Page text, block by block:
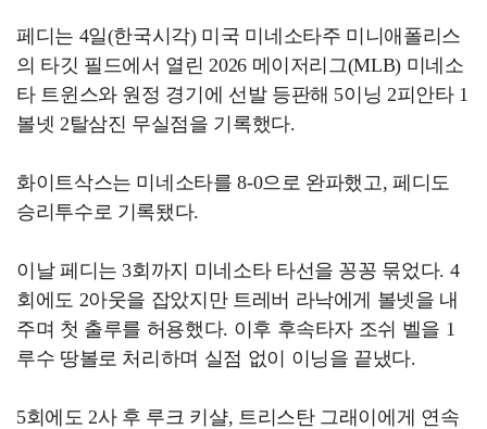
페디는 4일(한국시각) 미국 미네소타주 미니애폴리스
의 타깃 필드에서 열린 2026 메이저리그(MLB) 미네소
타 트윈스와 원정 경기에 선발 등판해 5이닝 2피안타 1
볼넷 2탈삼진 무실점을 기록했다.
화이트삭스는 미네소타를 8-0으로 완파했고, 페디도
승리투수로 기록됐다.
이날 페디는 3회까지 미네소타 타선을 꽁꽁 묶었다. 4
회에도 2아웃을 잡았지만 트레버 라낙에게 볼넷을 내
주며 첫 출루를 허용했다. 이후 후속타자 조쉬 벨을 1
루수 땅볼로 처리하며 실점 없이 이닝을 끝냈다.
5회에도 2사 후 루크 키샬, 트리스탄 그래이에게 연속